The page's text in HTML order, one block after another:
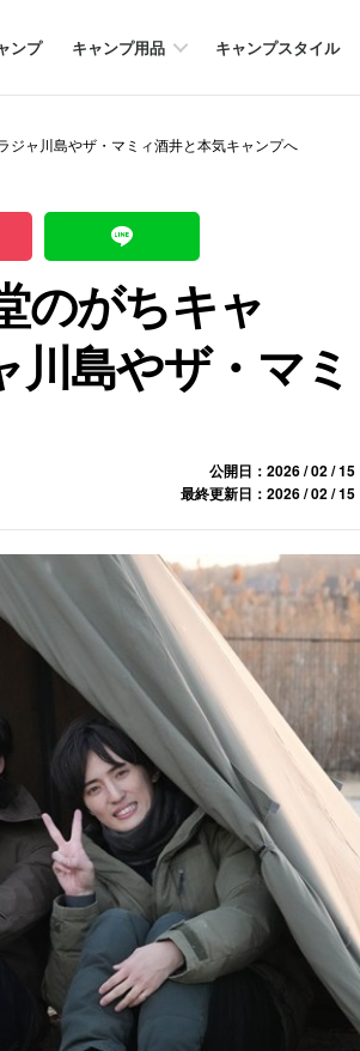
ンプ キャンプ用品 キャンプスタイル
ジャ川島やザ・マミィ酒井と本気キャンプへ
のがちキャ
島やザ・マミ
公開日：2026 / 02 / 15
最終更新日：2026 / 02 / 15